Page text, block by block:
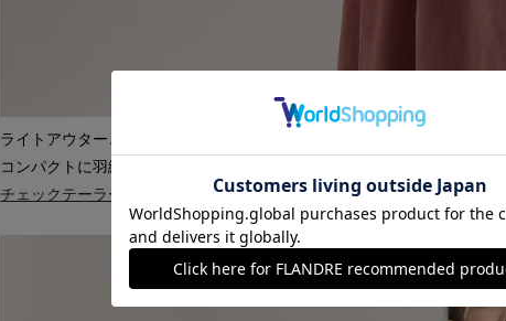
ライトアウターとして定番になりつつあるテーラードジャケットは、ピ
コンパクトに羽織れるので、綺麗目にスタイルにおすすめです。
チェックテーラードジャケット ￥37,400 (税込) ≫